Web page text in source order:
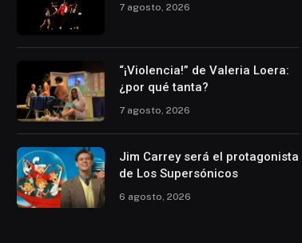
7 agosto, 2026
“¡Violencia!” de Valeria Loera:
¿por qué tanta?
7 agosto, 2026
Jim Carrey será el protagonista
de Los Supersónicos
6 agosto, 2026